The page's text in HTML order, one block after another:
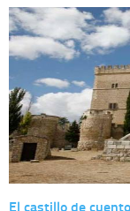
El castillo de